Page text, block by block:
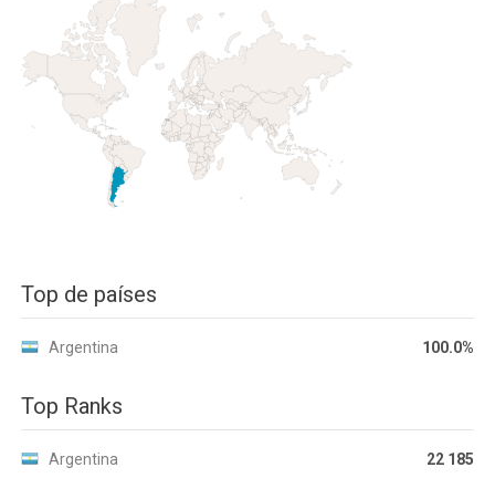
Top de países
Argentina 100.0%
Top Ranks
Argentina 22 185